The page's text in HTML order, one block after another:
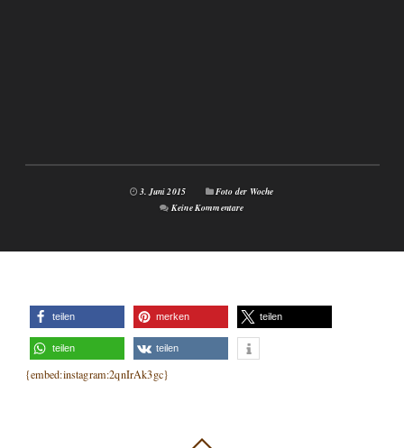
3. Juni 2015
Foto der Woche
Keine Kommentare
teilen merken teilen
teilen teilen
{embed:instagram:2qnIrAk3gc}